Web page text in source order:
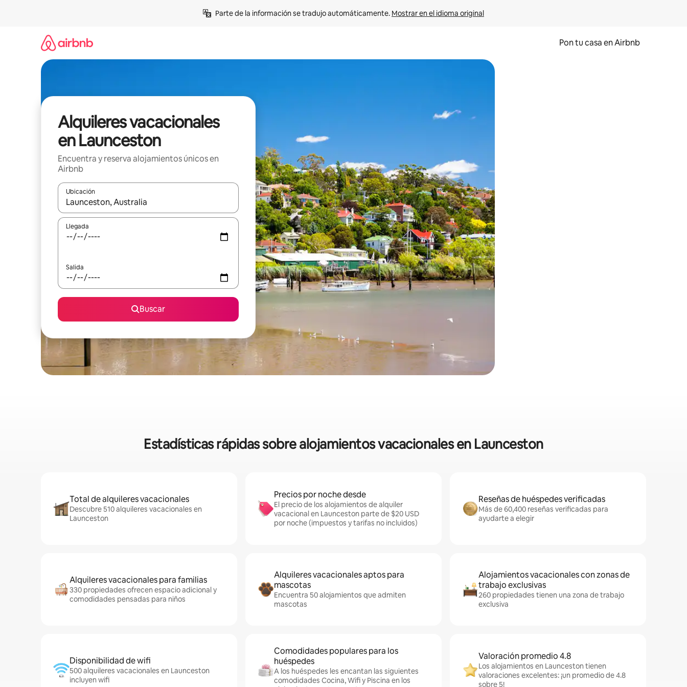
Parte de la información se tradujo automáticamente. Mostrar en el idioma original
Pon tu casa en Airbnb
Alquileres vacacionales
en Launceston
Encuentra y reserva alojamientos únicos en
Airbnb
Ubicación
Cuando los resultados estén disponibles, navega con las teclas de flecha hacia arriba y hacia abajo o explora con el tacto o desliza el dedo.
Llegada
Salida
Buscar
Estadísticas rápidas sobre alojamientos vacacionales en Launceston
Total de alquileres vacacionales
Descubre 510 alquileres vacacionales en
Launceston
Precios por noche desde
El precio de los alojamientos de alquiler
vacacional en Launceston parte de $20 USD
por noche (impuestos y tarifas no incluidos)
Reseñas de huéspedes verificadas
Más de 60,400 reseñas verificadas para
ayudarte a elegir
Alquileres vacacionales para familias
330 propiedades ofrecen espacio adicional y
comodidades pensadas para niños
Alquileres vacacionales aptos para
mascotas
Encuentra 50 alojamientos que admiten
mascotas
Alojamientos vacacionales con zonas de
trabajo exclusivas
260 propiedades tienen una zona de trabajo
exclusiva
Disponibilidad de wifi
500 alquileres vacacionales en Launceston
incluyen wifi
Comodidades populares para los
huéspedes
A los huéspedes les encantan las siguientes
comodidades Cocina, Wifi y Piscina en los
Valoración promedio 4.8
Los alojamientos en Launceston tienen
valoraciones excelentes: ¡un promedio de 4.8
sobre 5!